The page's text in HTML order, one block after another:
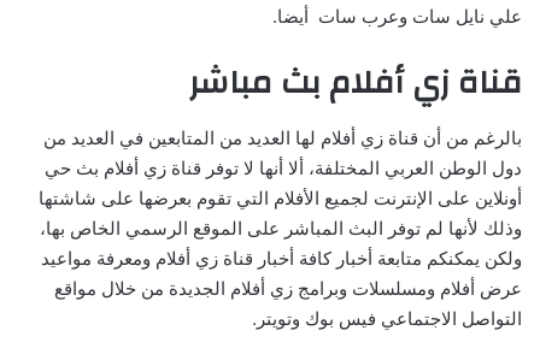
علي نايل سات وعرب سات أيضا.
قناة زي أفلام بث مباشر
بالرغم من أن قناة زي أفلام لها العديد من المتابعين في العديد من
دول الوطن العربي المختلفة، ألا أنها لا توفر قناة زي أفلام بث حي
أونلاين على الإنترنت لجميع الأفلام التي تقوم بعرضها على شاشتها
وذلك لأنها لم توفر البث المباشر على الموقع الرسمي الخاص بها،
ولكن يمكنكم متابعة أخبار كافة أخبار قناة زي أفلام ومعرفة مواعيد
عرض أفلام ومسلسلات وبرامج زي أفلام الجديدة من خلال مواقع
التواصل الاجتماعي فيس بوك وتويتر.